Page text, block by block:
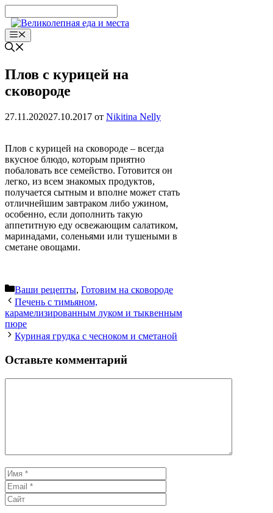
к
содержимому
Меню
Плов с курицей на
сковороде
27.11.202027.10.2017 от Nikitina Nelly
Плов с курицей на сковороде – всегда
вкусное блюдо, которым приятно
побаловать все семейство. Готовится он
легко, из всем знакомых продуктов,
получается сытным и вполне может стать
отличнейшим завтраком либо ужином,
особенно, если дополнить такую
аппетитную еду освежающим салатиком,
маринадами, соленьями или тушеными в
сметане овощами.
Рубрики
Ваши рецепты, Готовим на сковороде
Печень с тимьяном,
карамелизированным луком и тыквенным
пюре
Куриная грудка с чесноком и сметаной
Оставьте комментарий
Имя